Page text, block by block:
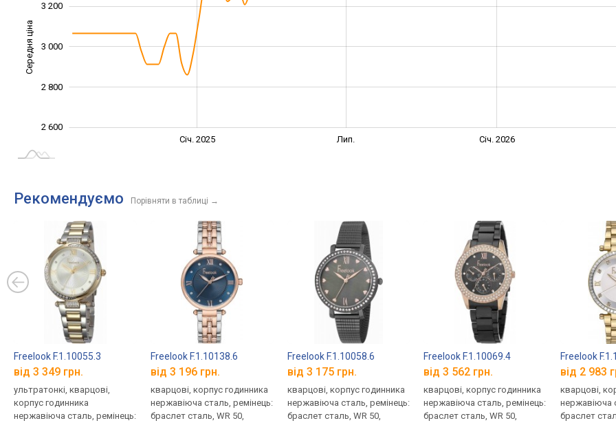
Середня ціна 2 600
2 600
2 800
3 000
3 200
Січ. 2025 Лип. Січ. 2026
Рекомендуємо Порівняти в таблиці →
Freelook F.1.10055.3
від 3 349 грн.
ультратонкі, кварцові,
корпус годинника
нержавіюча сталь, ремінець:
Freelook F.1.10138.6
від 3 196 грн.
кварцові, корпус годинника
нержавіюча сталь, ремінець:
браслет сталь, WR 50,
Freelook F.1.10058.6
від 3 175 грн.
кварцові, корпус годинника
нержавіюча сталь, ремінець:
браслет сталь, WR 50,
Freelook F.1.10069.4
від 3 562 грн.
кварцові, корпус годинника
нержавіюча сталь, ремінець:
браслет сталь, WR 50,
Freelook
від 2 983
кварцові,
нержавіюча
браслет